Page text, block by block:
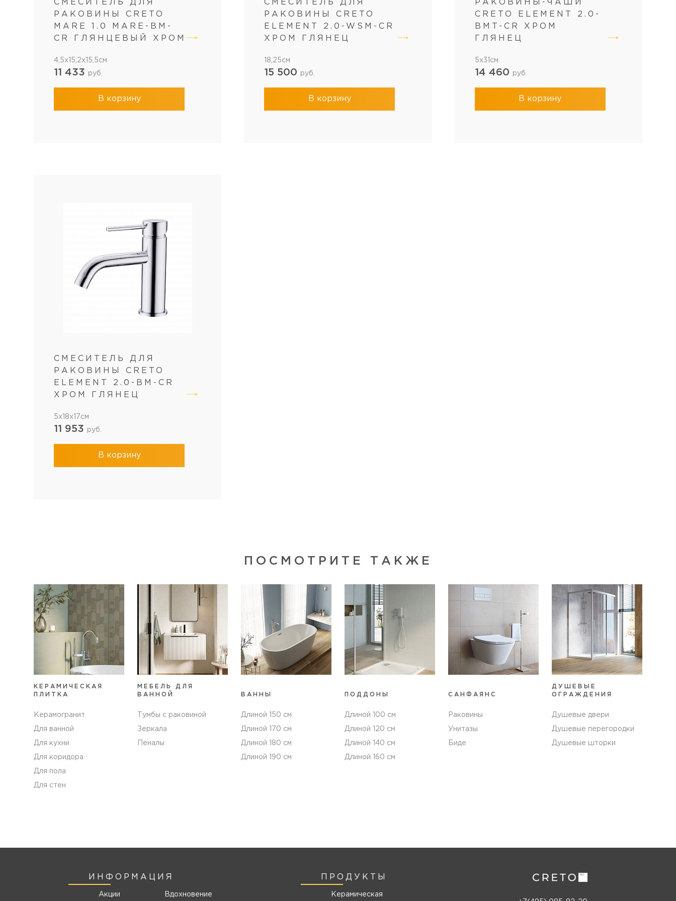
СМЕСИТЕЛЬ ДЛЯ
РАКОВИНЫ CRETO
MARE 1.0 MARE-BM-
CR ГЛЯНЦЕВЫЙ ХРОМ
4,5x15,2x15,5см
11 433 руб.
В корзину
СМЕСИТЕЛЬ ДЛЯ
РАКОВИНЫ CRETO
ELEMENT 2.0-WSM-CR
ХРОМ ГЛЯНЕЦ
18,25см
15 500 руб.
В корзину
РАКОВИНЫ-ЧАШИ
CRETO ELEMENT 2.0-
BMT-CR ХРОМ
ГЛЯНЕЦ
5x31см
14 460 руб.
В корзину
СМЕСИТЕЛЬ ДЛЯ
РАКОВИНЫ CRETO
ELEMENT 2.0-BM-CR
ХРОМ ГЛЯНЕЦ
5x18x17см
11 953 руб.
В корзину
ПОСМОТРИТЕ ТАКЖЕ
КЕРАМИЧЕСКАЯ
ПЛИТКА
Керамогранит
Для ванной
Для кухни
Для коридора
Для пола
Для стен
МЕБЕЛЬ ДЛЯ
ВАННОЙ
Тумбы с раковиной
Зеркала
Пеналы
ВАННЫ
Длиной 150 см
Длиной 170 см
Длиной 180 см
Длиной 190 см
ПОДДОНЫ
Длиной 100 см
Длиной 120 см
Длиной 140 см
Длиной 160 см
САНФАЯНС
Раковины
Унитазы
Биде
ДУШЕВЫЕ
ОГРАЖДЕНИЯ
Душевые двери
Душевые перегородки
Душевые шторки
ИНФОРМАЦИЯ
Акции Вдохновение
ПРОДУКТЫ
Керамическая